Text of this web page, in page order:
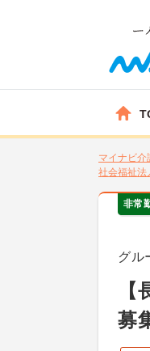
マイナビ介
社会福祉法
非常
グル
募